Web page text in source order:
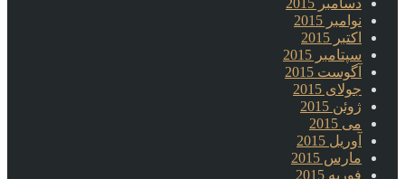
دسامبر 2015
نوامبر 2015
اکتبر 2015
سپتامبر 2015
آگوست 2015
جولای 2015
ژوئن 2015
می 2015
آوریل 2015
مارس 2015
فوریه 2015